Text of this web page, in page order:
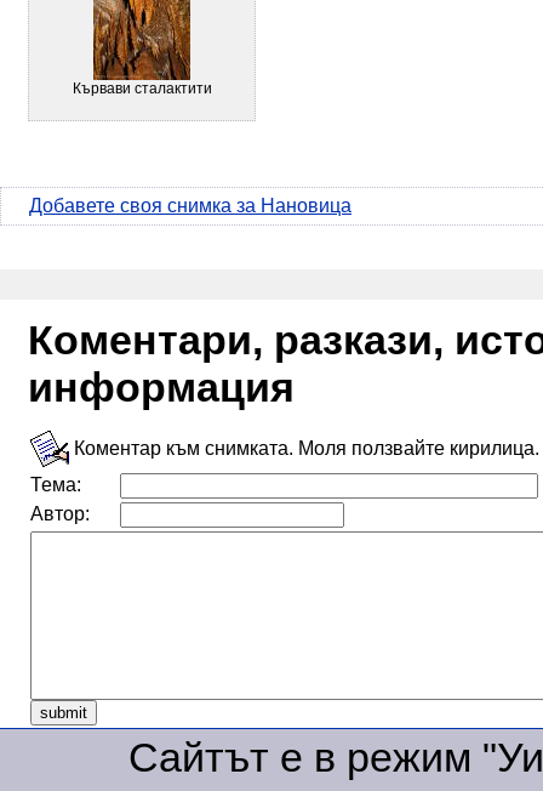
Кървави сталактити
Добавете своя снимка за Нановица
Коментари, разкази,
информация
Коментар към снимката. Моля ползвайте кирилица.
Тема:
Автор:
Сайтът е в режим